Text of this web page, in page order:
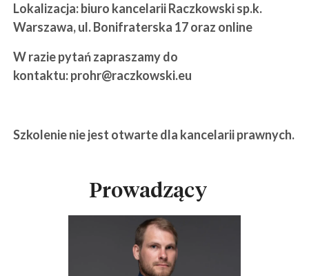
Prowadzący
Lokalizacja: biuro kancelarii Raczkowski sp.k.
Warszawa, ul. Bonifraterska 17 oraz online
W razie pytań zapraszamy do
kontaktu: prohr@raczkowski.eu
Szkolenie nie jest otwarte dla kancelarii prawnych.